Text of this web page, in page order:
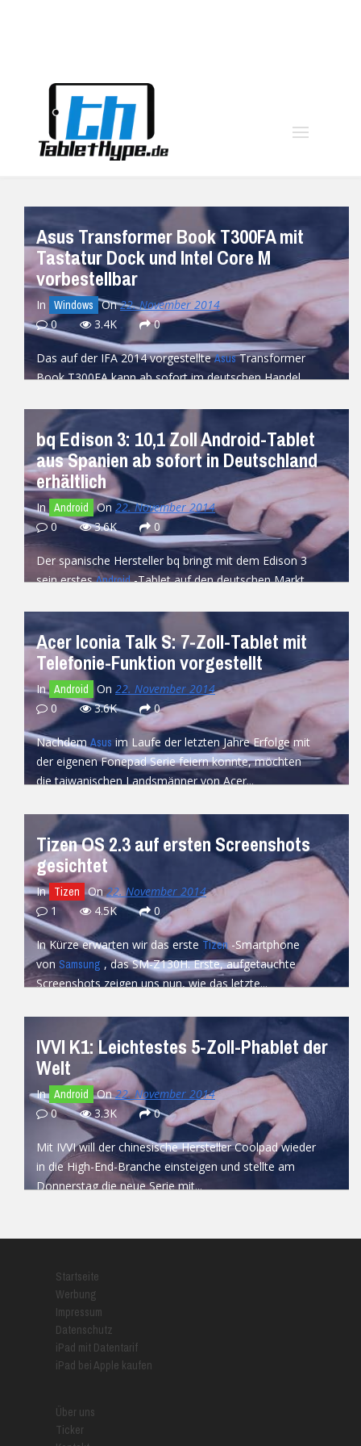
Asus Transformer Book T300FA mit
Tastatur Dock und Intel Core M
vorbestellbar
In Windows On22. November 2014
0
3.4K 0
Das auf der IFA 2014 vorgestellteAsusTransformer
Book T300FA kann ab sofort im deutschen Handel
READ MORE
bq Edison 3: 10,1 Zoll Android-Tablet
aus Spanien ab sofort in Deutschland
erhältlich
In Android On 22. November 2014
0
3.6K 0
Der spanische Hersteller bq bringt mit dem Edison 3
sein erstesAndroid-Tablet auf den deutschen Markt.
READ MORE
Acer Iconia Talk S: 7-Zoll-Tablet mit
Telefonie-Funktion vorgestellt
In Android On 22. November 2014
0
3.6K 0
Nachdem Asus im Laufe der letzten Jahre Erfolge mit
der eigenen Fonepad Serie feiern konnte, möchten
die taiwanischen Landsmänner von Acer...
Tizen OS 2.3 auf ersten Screenshots
gesichtet
In Tizen On22. November 2014
1
4.5K 0
In Kürze erwarten wir das erste Tizen -Smartphone
von Samsung , das SM-Z130H. Erste, aufgetauchte
Screenshots zeigen uns nun, wie das letzte...
IVVI K1: Leichtestes 5-Zoll-Phablet der
Welt
In Android On22. November 2014
0
3.3K 0
Mit IVVI will der chinesische Hersteller Coolpad wieder
in die High-End-Branche einsteigen und stellte am
Donnerstag die neue Serie mit...
Startseite
Werbung
Impressum
Datenschutz
iPad mit Datentarif
iPad bei Apple kaufen
Über uns
Ticker